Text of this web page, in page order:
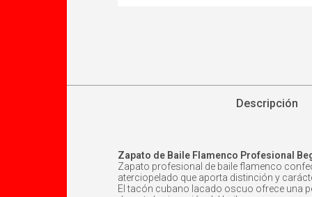
Descripción
Zapato de Baile Flamenco Profesional
Zapato profesional de baile flamenco
aterciopelado que aporta distinción y
El tacón cubano lacado oscuo ofrece una